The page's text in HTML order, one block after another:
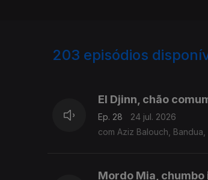
203 episódios
El Djinn, chão
Ep. 28
24 jul. 2026
com Aziz Balouch,
Mordo Mia,